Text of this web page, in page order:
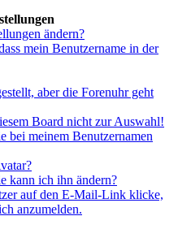
ändern?
mein Benutzername in der
aber die Forenuhr geht
Board nicht zur Auswahl!
bei meinem Benutzernamen
kann ich ihn ändern?
auf den E-Mail-Link klicke,
anzumelden.